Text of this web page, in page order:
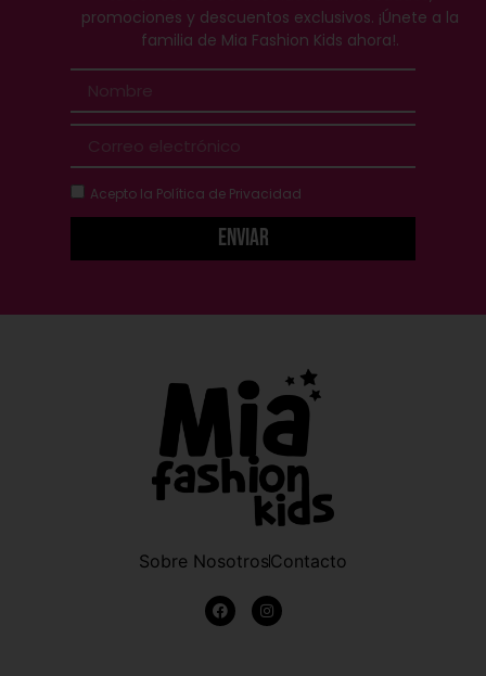
promociones y descuentos exclusivos. ¡Únete a la
familia de Mia Fashion Kids ahora!.
Acepto la Política de Privacidad
Enviar
Sobre NosotrosContacto